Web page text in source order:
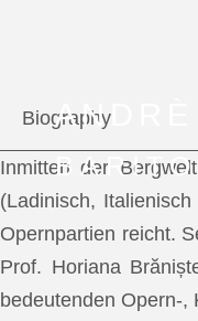
ANDRÈ
Biography
Inmitten der
(Ladinisch,
Opernpartien reicht.
Prof. Horiana
bedeutenden Opern-,